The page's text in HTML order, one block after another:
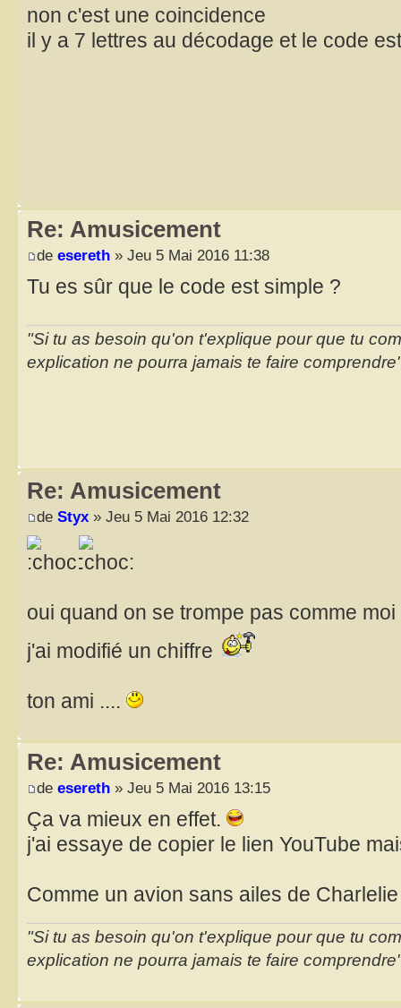
non c'est une coincidence
il y a 7 lettres au décodage et le code
Re: Amusicement
de esereth » Jeu 5 Mai 2016 11:38
Tu es sûr que le code est simple ?
"Si tu as besoin qu'on t'explique pour que tu
explication ne pourra jamais te faire
Re: Amusicement
de Styx » Jeu 5 Mai 2016 12:32
oui quand on se trompe pas comme moi
j'ai modifié un chiffre
ton ami ....
Re: Amusicement
de esereth » Jeu 5 Mai 2016 13:15
Ça va mieux en effet.
j'ai essaye de copier le lien YouTube
Comme un avion sans ailes de
"Si tu as besoin qu'on t'explique pour que tu
explication ne pourra jamais te faire